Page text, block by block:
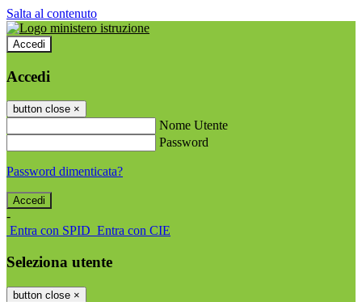
Salta al contenuto
Accedi
Accedi
button close ×
Nome Utente
Password
Password dimenticata?
-
Entra con SPID Entra con CIE
Seleziona utente
button close ×